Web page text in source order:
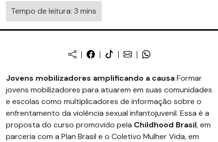
Tempo de leitura: 3 mins
Jovens mobilizadores amplificando a causaFormar
jovens mobilizadores para atuarem em suas comunidades
e escolas como multiplicadores de informação sobre o
enfrentamento da violência sexual infantojuvenil. Essa é a
proposta do curso promovido pela Childhood Brasil, em
parceria com a Plan Brasil e o Coletivo Mulher Vida, em